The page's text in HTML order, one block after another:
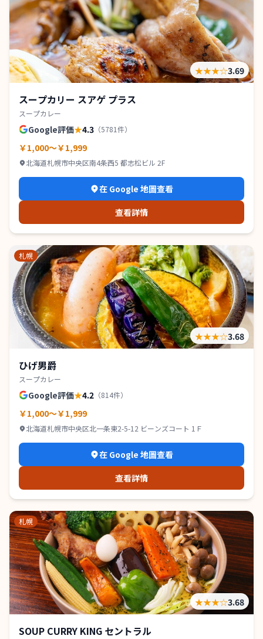
★★★☆3.69
スープカリー スアゲ プラス
スープカレー
Google評価★4.3 （5781件）
￥1,000～￥1,999
北海道札幌市中央区南4条西5 都志松ビル 2F
在 Google 地圖查看
查看詳情
札幌
★★★☆3.68
ひげ男爵
スープカレー
Google評価★4.2 （814件）
￥1,000～￥1,999
北海道札幌市中央区北一条東2-5-12 ビーンズコート 1Ｆ
在 Google 地圖查看
查看詳情
札幌
★★★☆3.68
SOUP CURRY KING セントラル